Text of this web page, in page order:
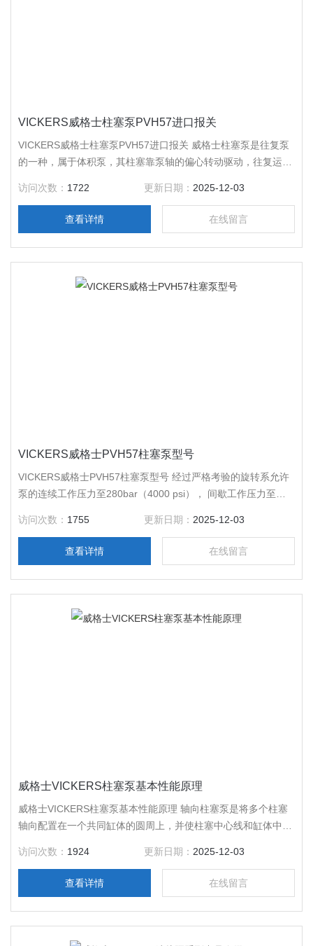
VICKERS威格士柱塞泵PVH57进口报关
VICKERS威格士柱塞泵PVH57进口报关 威格士柱塞泵是往复泵
的一种，属于体积泵，其柱塞靠泵轴的偏心转动驱动，往复运
降低，出口阀关闭，低于进口压力时，进口阀打开，液体进入；
柱塞内推时，工作室压力升高，进口阀关闭，高于出口压力时，
供油过程当凸轮轴转到凸轮的凸起部分顶起滚轮体时，柱塞弹
访问次数： 1722 更新日期： 2025-12-03
查看详情 在线留言
VICKERS威格士PVH57柱塞泵型号
VICKERS威格士PVH57柱塞泵型号 经过严格考验的旋转系允许
泵的连续工作压力至280bar（4000 psi）， 间歇工作压力至
230bar（3300psi） 较大流量额定值的品种，提供额外的应用灵
活性。重型轴承和刚性驱动轴使泵的寿命达到30，000 小时（在
的
访问次数： 1755 更新日期： 2025-12-03
查看详情 在线留言
威格士VICKERS柱塞泵基本性能原理
威格士VICKERS柱塞泵基本性能原理 轴向柱塞泵是将多个柱塞
轴向配置在一个共同缸体的圆周上，并使柱塞中心线和缸体中心
斜轴式（摆缸式），所示的为直轴式轴向柱塞泵的工作原理，这
种泵主要由缸体1、配油盘2、柱塞3和斜盘4组成。柱塞沿圆周
装置或低压油作用下压紧在斜盘上，配油盘2和斜盘4固定不
访问次数： 1924 更新日期： 2025-12-03
查看详情 在线留言